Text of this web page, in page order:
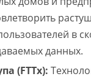
в
данных.
(FTTx):